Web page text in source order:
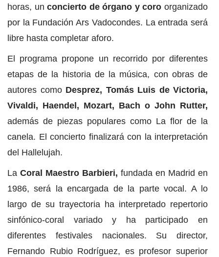
horas, unconcierto de órgano y coro organizado
por la Fundación Ars Vadocondes. La entrada será
libre hasta completar aforo.
El programa propone un recorrido por diferentes
etapas de la historia de la música, con obras de
autores como Desprez, Tomás Luis de Victoria,
Vivaldi, Haendel, Mozart, Bach o John Rutter,
además de piezas populares como La flor de la
canela. El concierto finalizará con la interpretación
del Hallelujah.
La Coral Maestro Barbieri, fundada en Madrid en
1986, será la encargada de la parte vocal. A lo
largo de su trayectoria ha interpretado repertorio
sinfónico-coral variado y ha participado en
diferentes festivales nacionales. Su director,
Fernando Rubio Rodríguez, es profesor superior